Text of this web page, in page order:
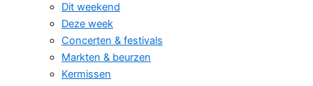
Dit weekend
Deze week
Concerten & festivals
Markten & beurzen
Kermissen